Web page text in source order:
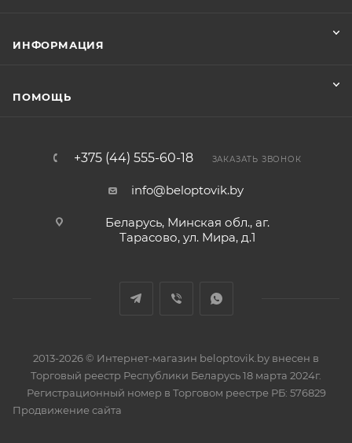
ИНФОРМАЦИЯ
ПОМОЩЬ
+375 (44) 555-60-18 ЗАКАЗАТЬ ЗВОНОК
info@beloptovik.by
Беларусь, Минская обл., аг.
Тарасово, ул. Мира, д.1
2013-2026 © Интернет-магазин beloptovik.by внесен в
Торговый реестр Республики Беларусь 18 марта 2024г.
Регистрационный номер в Торговом реестре РБ: 576829
Продвижение сайта